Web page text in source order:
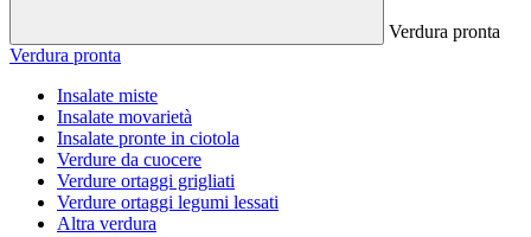
Verdura pronta
Verdura pronta
Insalate miste
Insalate movarietà
Insalate pronte in ciotola
Verdure da cuocere
Verdure ortaggi grigliati
Verdure ortaggi legumi lessati
Altra verdura